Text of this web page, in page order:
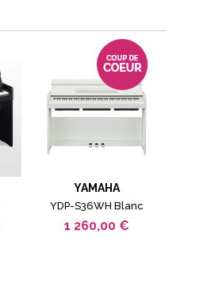
YAMAHA
YDP-S36WH Blanc
1 260,00 €